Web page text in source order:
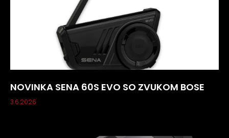
NOVINKA SENA 60S EVO SO ZVUKOM BOSE
3.6.2026